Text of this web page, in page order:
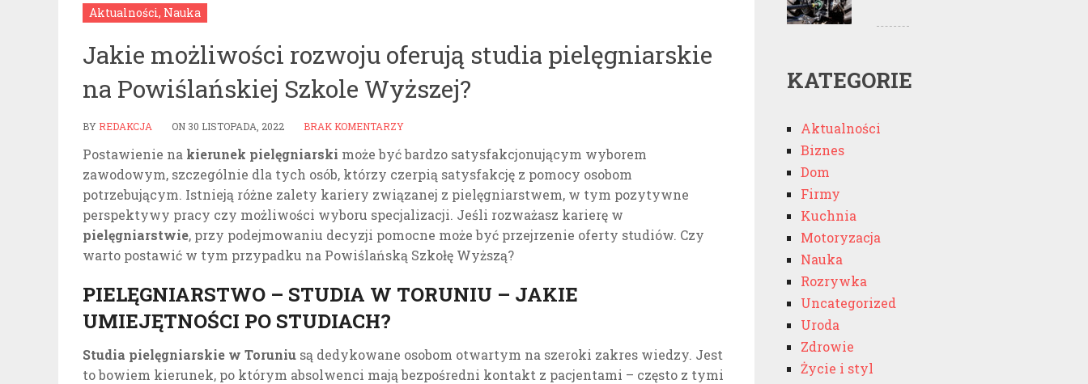
Aktualności, Nauka
Jakie możliwości rozwoju oferują studia pielęgniarskie
na Powiślańskiej Szkole Wyższej?
BY REDAKCJA ON 30 LISTOPADA, 2022 BRAK KOMENTARZY
Postawienie na kierunek pielęgniarski może być bardzo satysfakcjonującym wyborem
zawodowym, szczególnie dla tych osób, którzy czerpią satysfakcję z pomocy osobom
potrzebującym. Istnieją różne zalety kariery związanej z pielęgniarstwem, w tym pozytywne
perspektywy pracy czy możliwości wyboru specjalizacji. Jeśli rozważasz karierę w
pielęgniarstwie, przy podejmowaniu decyzji pomocne może być przejrzenie oferty studiów. Czy
warto postawić w tym przypadku na Powiślańską Szkołę Wyższą?
PIELĘGNIARSTWO – STUDIA W TORUNIU – JAKIE
UMIEJĘTNOŚCI PO STUDIACH?
Studia pielęgniarskie w Toruniu są dedykowane osobom otwartym na szeroki zakres wiedzy. Jest
to bowiem kierunek, po którym absolwenci mają bezpośredni kontakt z pacjentami – często z tymi
KATEGORIE
Aktualności
Biznes
Dom
Firmy
Kuchnia
Motoryzacja
Nauka
Rozrywka
Uncategorized
Uroda
Zdrowie
Życie i styl